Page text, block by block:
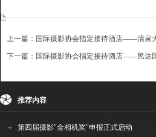
上一篇：国际摄影协会指定接待酒店——清泉大
下一篇：国际摄影协会指定接待酒店——民达国
收藏
推荐内容
第四届摄影"金相机奖"申报正式启动